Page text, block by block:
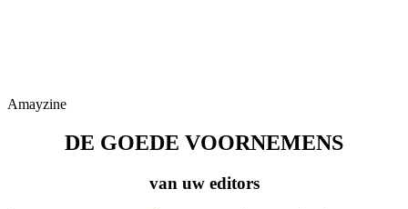
Amayzine
DE GOEDE VOORNEMENS
van uw editors